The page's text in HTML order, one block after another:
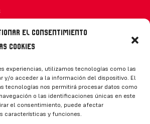
el consentimiento
cookies
experiencias, utilizamos tecnologías como las
y/o acceder a la información del dispositivo. El
tecnologías nos permitirá procesar datos como
o las identificaciones únicas en este
el consentimiento, puede afectar
características y funciones.
Síguenos